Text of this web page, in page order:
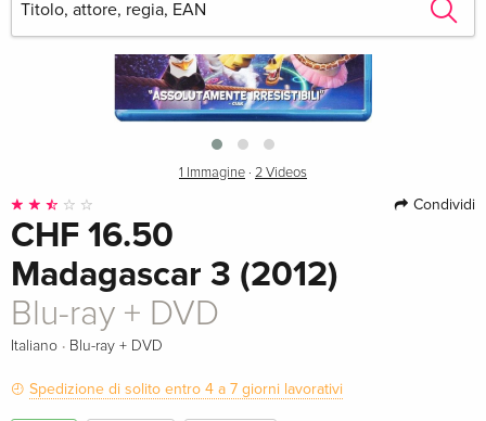
1 Immagine· 2 Videos
Condividi
CHF 16.50
Madagascar 3 (2012)
Blu-ray + DVD
Italiano · Blu-ray + DVD
Spedizione di solito entro 4 a 7 giorni lavorativi